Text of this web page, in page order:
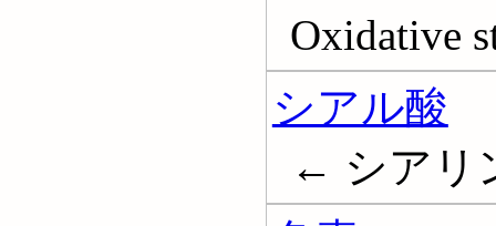
Oxidative
シアル酸
← シアリ